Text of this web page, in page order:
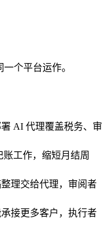
个平台运作。
AI 代理覆盖税务、审
工作，缩短月结周
理交给代理，审阅者
接更多客户，执行者